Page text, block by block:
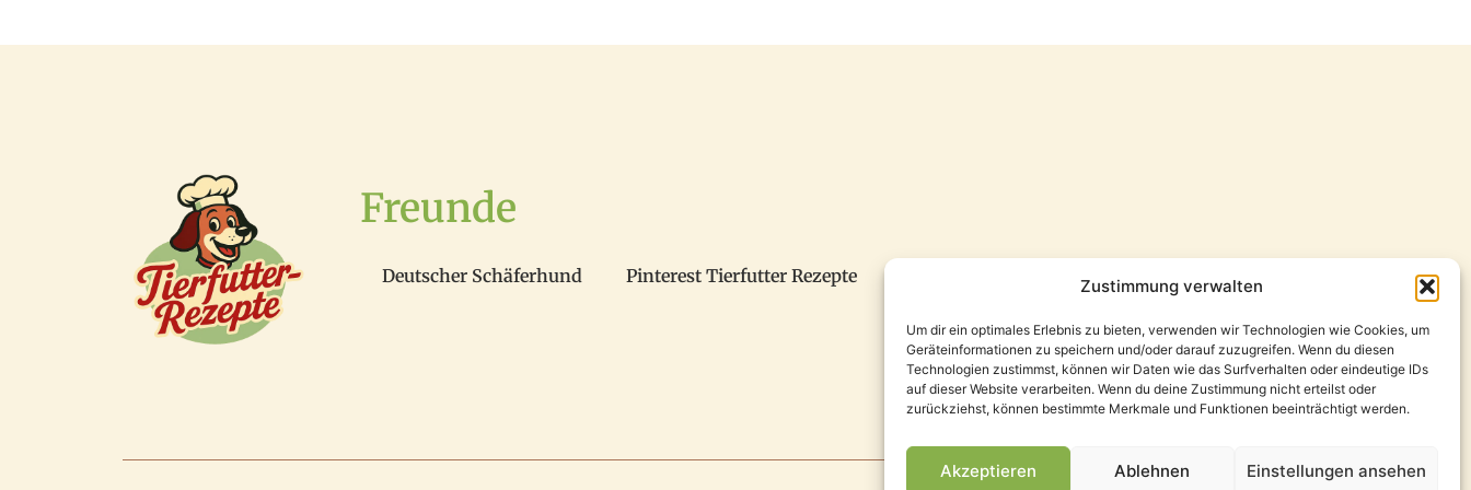
Zustimmung verwalten
Um dir ein optimales Erlebnis zu bieten, verwenden wir Technologien wie Cookies, um
Geräteinformationen zu speichern und/oder darauf zuzugreifen. Wenn du diesen
Technologien zustimmst, können wir Daten wie das Surfverhalten oder eindeutige IDs
auf dieser Website verarbeiten. Wenn du deine Zustimmung nicht erteilst oder
zurückziehst, können bestimmte Merkmale und Funktionen beeinträchtigt werden.
Akzeptieren Ablehnen Einstellungen ansehen
Freunde
Deutscher Schäferhund Pinterest Tierfutter Rezepte